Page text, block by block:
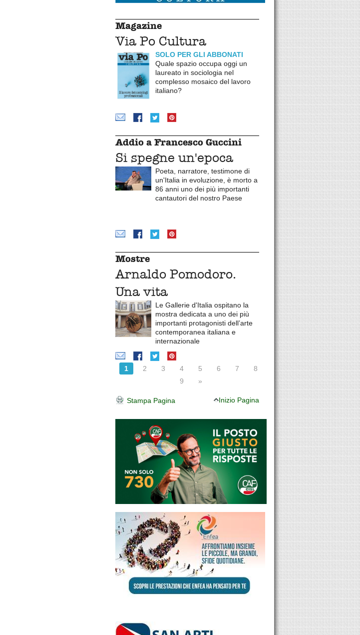
Magazine
Via Po Cultura
SOLO PER GLI ABBONATI
Quale spazio occupa oggi un
laureato in sociologia nel
complesso mosaico del lavoro
italiano?
Addio a Francesco Guccini
Si spegne un'epoca
Poeta, narratore, testimone di
un'Italia in evoluzione, è morto a
86 anni uno dei più importanti
cantautori del nostro Paese
Mostre
Arnaldo Pomodoro.
Una vita
Le Gallerie d'Italia ospitano la
mostra dedicata a uno dei più
importanti protagonisti dell’arte
contemporanea italiana e
internazionale
1 2 3 4 5 6 7
8
9
»
Stampa Pagina Inizio Pagina